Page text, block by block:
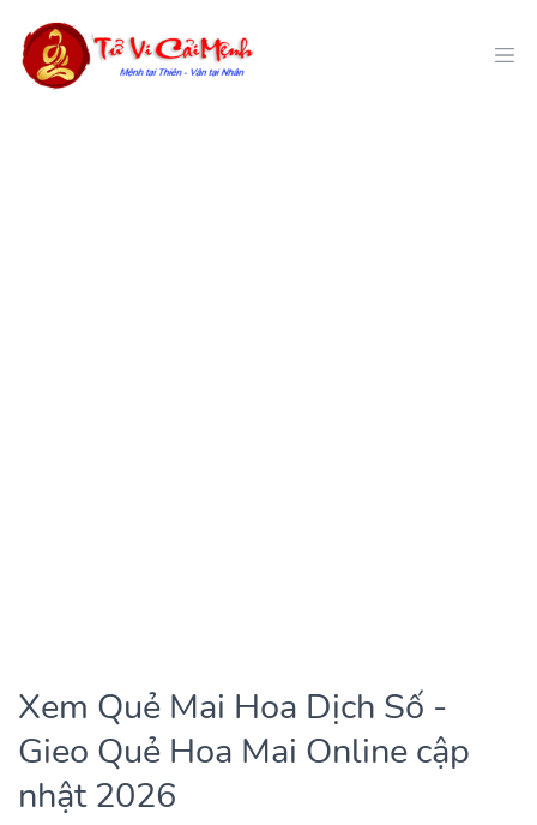
Xem Quẻ Mai Hoa Dịch Số -
Gieo Quẻ Hoa Mai Online cập
nhật 2026